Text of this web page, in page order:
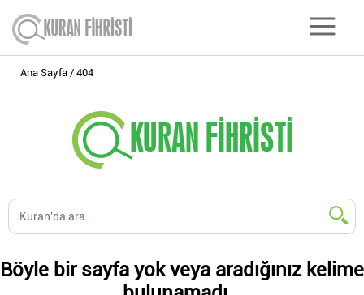
Ana Sayfa 404
Böyle bir sayfa yok veya aradığınız kelime